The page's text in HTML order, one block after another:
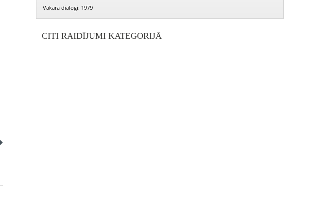
Vakara dialogi: 1979
CITI RAIDĪJUMI KATEGORIJĀ